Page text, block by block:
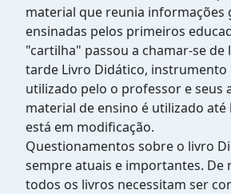
material que reunia informações
ensinadas pelos primeiros
"cartilha" passou a chamar-se de
tarde Livro Didático, instrumento
utilizado pelo o professor e seus
material de ensino é utilizado até
está em modificação.
Questionamentos sobre o livro
sempre atuais e importantes. De
todos os livros necessitam ser